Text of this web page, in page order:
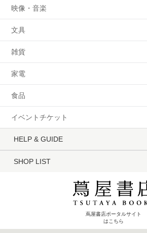
映像・音楽
文具
雑貨
家電
食品
イベントチケット
HELP & GUIDE
SHOP LIST
蔦屋書店ポータルサイト
はこちら